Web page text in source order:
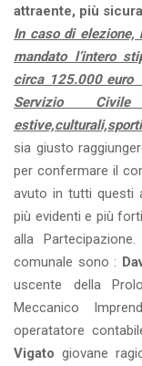
attraente, più
In caso di
mandato l’intero
circa 125.000 euro
Servizio
sia giusto
per confermare il
avuto in tutti questi
più evidenti e più
alla
comunale sono :
uscente della
Meccanico
operatatore
Vigato giovane